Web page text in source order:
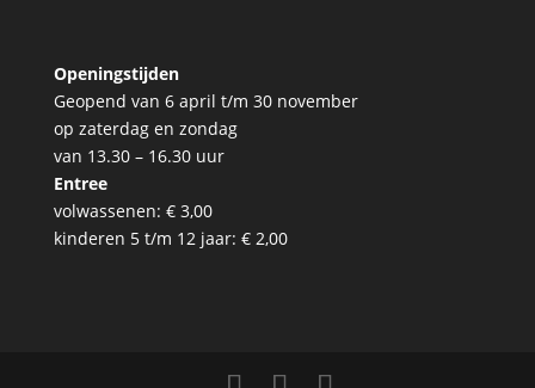
Openingstijden
Geopend van 6 april t/m 30 november
op zaterdag en zondag
van 13.30 – 16.30 uur
Entree
volwassenen: € 3,00
kinderen 5 t/m 12 jaar: € 2,00